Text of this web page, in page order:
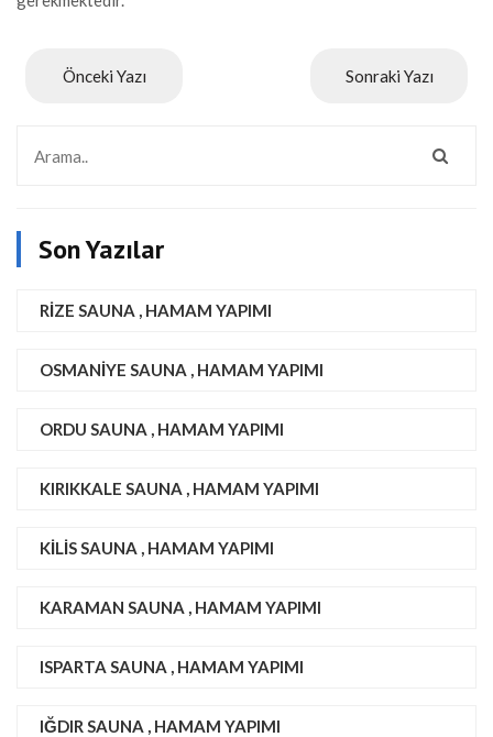
Son Yazılar
RIZE SAUNA , HAMAM YAPIMI
OSMANIYE SAUNA , HAMAM YAPIMI
ORDU SAUNA , HAMAM YAPIMI
KIRIKKALE SAUNA , HAMAM YAPIMI
KILIS SAUNA , HAMAM YAPIMI
KARAMAN SAUNA , HAMAM YAPIMI
ISPARTA SAUNA , HAMAM YAPIMI
IĞDIR SAUNA , HAMAM YAPIMI
Önceki Yazı Sonraki Yazı